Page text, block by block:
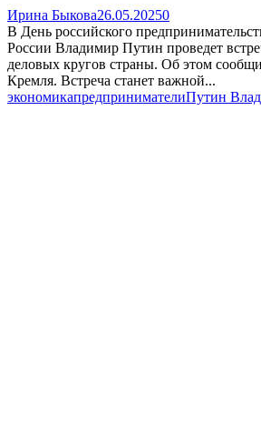
Ирина Быкова26.05.20250
В День российского
России Владимир Путин проведет
деловых кругов страны. Об этом
Кремля. Встреча станет важной...
экономикапредпринимателиПутин